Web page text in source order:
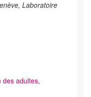
Laboratoire
des adultes,